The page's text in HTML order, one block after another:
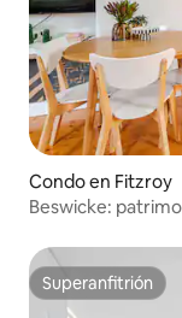
Condo en Fitzroy
Beswicke:
Superanfitrión
Superanfitrión